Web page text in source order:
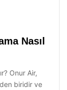
Nasıl
Onur Air,
biridir ve